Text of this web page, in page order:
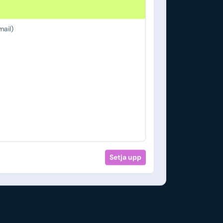
Setja upp